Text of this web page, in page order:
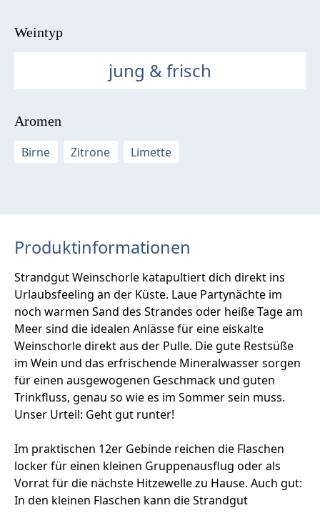
Weintyp
jung & frisch
Aromen
Birne
Zitrone Limette
Produktinformationen
Strandgut Weinschorle katapultiert dich direkt ins
Urlaubsfeeling an der Küste. Laue Partynächte im
noch warmen Sand des Strandes oder heiße Tage am
Meer sind die idealen Anlässe für eine eiskalte
Weinschorle direkt aus der Pulle. Die gute Restsüße
im Wein und das erfrischende Mineralwasser sorgen
für einen ausgewogenen Geschmack und guten
Trinkfluss, genau so wie es im Sommer sein muss.
Unser Urteil: Geht gut runter!
Im praktischen 12er Gebinde reichen die Flaschen
locker für einen kleinen Gruppenausflug oder als
Vorrat für die nächste Hitzewelle zu Hause. Auch gut:
In den kleinen Flaschen kann die Strandgut